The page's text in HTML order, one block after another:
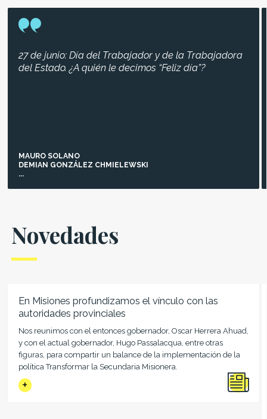
27 de junio: Día del Trabajador y de la Trabajadora
del Estado. ¿A quién le decimos “Feliz día”?
MAURO SOLANO
DEMIAN GONZÁLEZ CHMIELEWSKI
...
Novedades
En Misiones profundizamos el vínculo con las
autoridades provinciales
Nos reunimos con el entonces gobernador, Oscar Herrera Ahuad,
y con el actual gobernador, Hugo Passalacqua, entre otras
figuras, para compartir un balance de la implementación de la
política Transformar la Secundaria Misionera.